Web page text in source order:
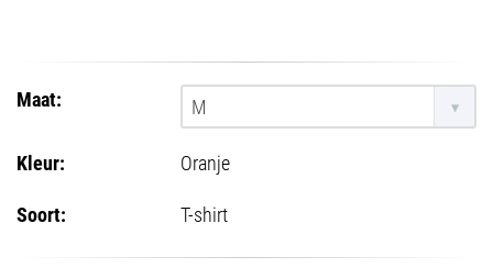
Maat: M
Kleur:
Oranje
Soort:
T-shirt